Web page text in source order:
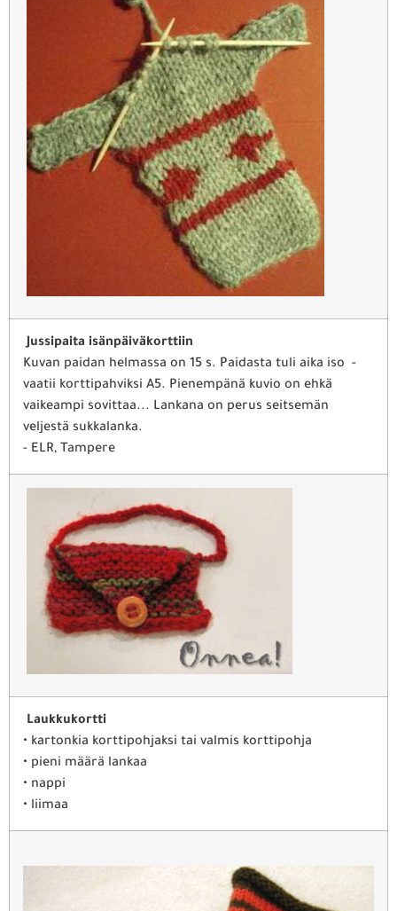
Jussipaita isänpäiväkorttiin
Kuvan paidan helmassa on 15 s. Paidasta tuli aika iso -
vaatii korttipahviksi A5. Pienempänä kuvio on ehkä
vaikeampi sovittaa... Lankana on perus seitsemän
veljestä sukkalanka.
- ELR, Tampere
Laukkukortti
• kartonkia korttipohjaksi tai valmis korttipohja
• pieni määrä lankaa
• nappi
• liimaa